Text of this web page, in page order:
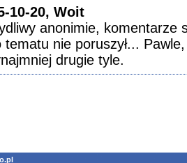
10-20, Woit
anonimie, komentarze
tematu nie poruszył...
drugie tyle.